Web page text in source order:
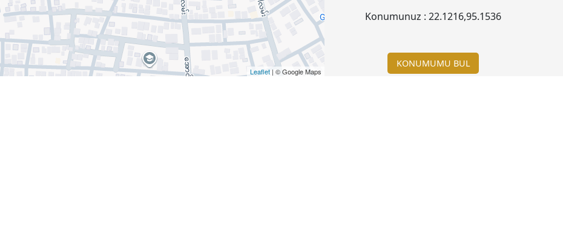
Leaflet | © Google Maps
Konumunuz :22.1216,95.1536
KONUMUMU BUL